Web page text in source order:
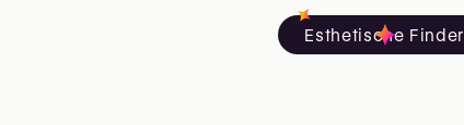
Esthetische Finder